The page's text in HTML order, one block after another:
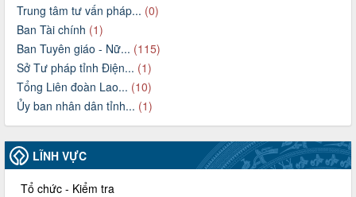
Trung tâm tư vấn pháp... (0)
Ban Tài chính (1)
Ban Tuyên giáo - Nữ... (115)
Sở Tư pháp tỉnh Điện... (1)
Tổng Liên đoàn Lao... (10)
Ủy ban nhân dân tỉnh... (1)
LĨNH VỰC
Tổ chức - Kiểm tra